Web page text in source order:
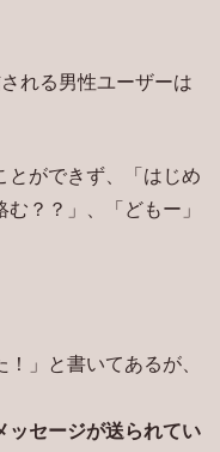
れる男性ユーザーは
とができず、「はじめ
？？」、「どもー」
」と書いてあるが、
ッセージが送られてい